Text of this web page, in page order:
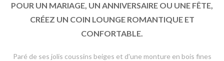
POUR UN MARIAGE, UN ANNIVERSAIRE OU UNE FÊTE,
CRÉEZ UN COIN LOUNGE ROMANTIQUE ET
CONFORTABLE.
Paré de ses jolis coussins beiges et d'une monture en bois fines